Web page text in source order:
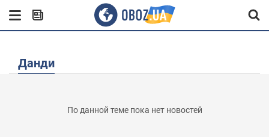
Данди
По данной теме пока нет новостей